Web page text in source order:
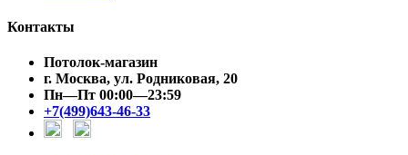
Контакты
Потолок-магазин
г. Москва, ул. Родниковая, 20
Пн—Пт 00:00—23:59
+7(499)643-46-33